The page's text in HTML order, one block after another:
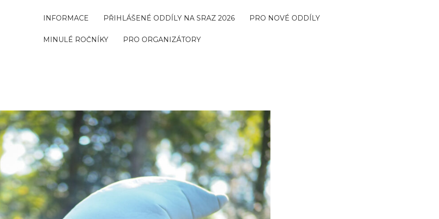
INFORMACE PŘIHLÁŠENÉ ODDÍLY NA SRAZ 2026 PRO NOVÉ ODDÍLY
MINULÉ ROČNÍKY PRO ORGANIZÁTORY